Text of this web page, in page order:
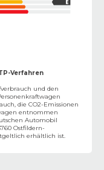
Verfahren
und den
die CO2-Emissionen
entnommen
Automobil
Ostfildern-
erhältlich ist.